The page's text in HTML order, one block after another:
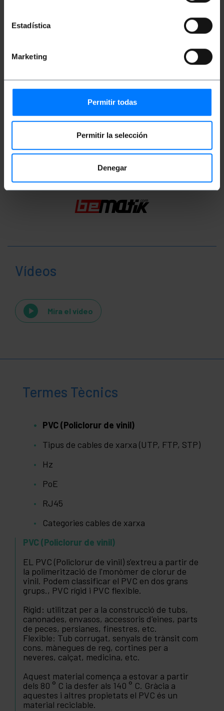
Estadística
Marketing
Permitir todas
Permitir la selección
Denegar
Mides del producte (ample x profunditat x
alçada): 15.0 x 15.0 x 5.0 cm
Nombre de paquets: 1
Mides del paquet: 15.0 x 15.0 x 5.0 cm
Vídeos
Mira el vídeo
Termes Tècnics
PVC (Policlorur de vinil)
Tipus de cables de xarxa (UTP, FTP, STP)
Hz
PoE
RJ45
Categories cables de xarxa
PVC (Policlorur de vinil)
EL PVC (Policlorur de vinil) s'extreu a partir de
la polimerització de l'monòmer de clorur de
vinil. Podem classificar el PVC en dos grans
grups., PVC rígid i PVC flexible.
Rígid: utilitzat per a la construcció de tubs,
canonades, envasos, accessoris d'eines, parts
de peces, persianes, finestres, etc.
Flexible: Tub corrugat, senyals de trànsit com
cons. mànegues de reg, cortines per a
neveres, calçat, medicina, etc.
Aquest material comença a estovar a partir
dels 80 ° C ia desfer als 140 ° C. Gràcia a
aquestes i altres propietats el PVC és un
material reciclable.